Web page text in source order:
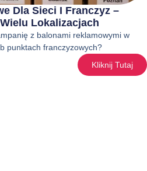
Dla Sieci I Franczyz –
Lokalizacjach
z balonami reklamowymi w
punktach franczyzowych?
Kliknij Tutaj